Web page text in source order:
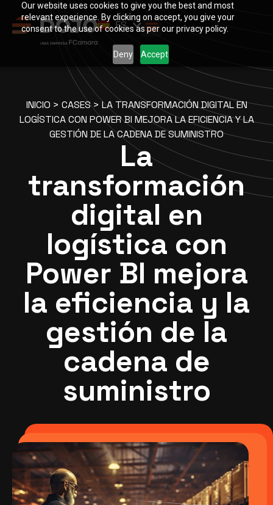
Our website uses cookies to give you the best and most
relevant experience. By clicking on accept, you give your
consent to the use of cookies as per our privacy policy.
Deny Accept
ES
PT
EN
INICIO > CASES> LA TRANSFORMACIÓN DIGITAL EN
LOGÍSTICA CON POWER BI MEJORA LA EFICIENCIA Y LA
GESTIÓN DE LA CADENA DE SUMINISTRO
La
transformación
digital en
logística con
Power BI mejora
la eficiencia y la
gestión de la
cadena de
suministro